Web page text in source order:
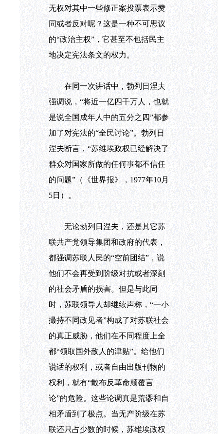
无权对其中一些修正案投票表示赞
同或者反对呢？这是一种不可思议
的“政治主权”，它甚至不包括民主
地决定宪法条文的权力。
在同一次讲话中，勃列日涅夫
强调说，“将近一亿四千万人，也就
是说全国成年人中的五分之四”都参
加了对宪法的“全民讨论”。勃列日
涅夫断言，“苏维埃政权已经解决了
群众对国家所做的任何事都不信任
的问题”（《世界报》， 1977年10月
5日）。
无论勃列日涅夫，还是其它苏
联共产党领导集团和政府的代表，
都强调苏联人民的“空前团结”，说
他们不会再受到阶级对抗或者深刻
的社会矛盾的损害。但是与此同
时，苏联领导人却继续声称，“一小
撮持不同政见者”构成了对苏联社会
的真正威胁，他们在不同程度上全
都“领取国外敌人的津贴”。给他们
说话的权利，或者自由出版刊物的
权利，就有“散布反革命颠覆言
论”的危险。这些论调真是荒谬和自
相矛盾到了极点。当无产阶级在苏
联还只占少数的时候，苏维埃政权